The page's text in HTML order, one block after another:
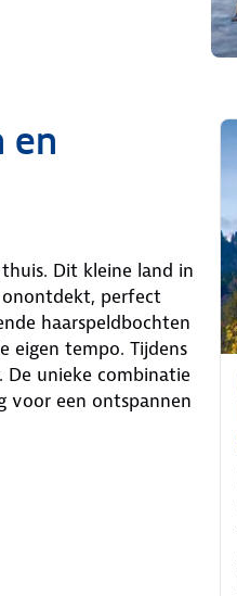
en
Dit kleine land in
perfect
haarspeldbochten
eigen tempo. Tijdens
unieke combinatie
voor een ontspannen